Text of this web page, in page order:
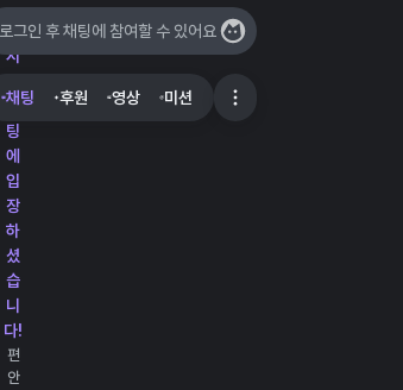
실
시
채
팅
에
입
장
하
셨
습
니
다!
편
안
로그인 후 채팅에 참여할 수 있어요
채팅 후원 영상 미션